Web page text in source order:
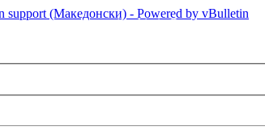
на колачиња (cookies). Со користење на